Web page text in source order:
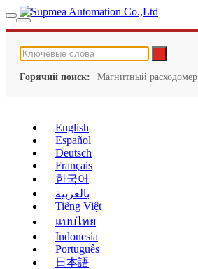
Горячий поиск: Магнитный расходомер
English
Español
Deutsch
Français
한국어
بالعربية
Tiếng Việt
แบบไทย
Indonesia
Português
日本語